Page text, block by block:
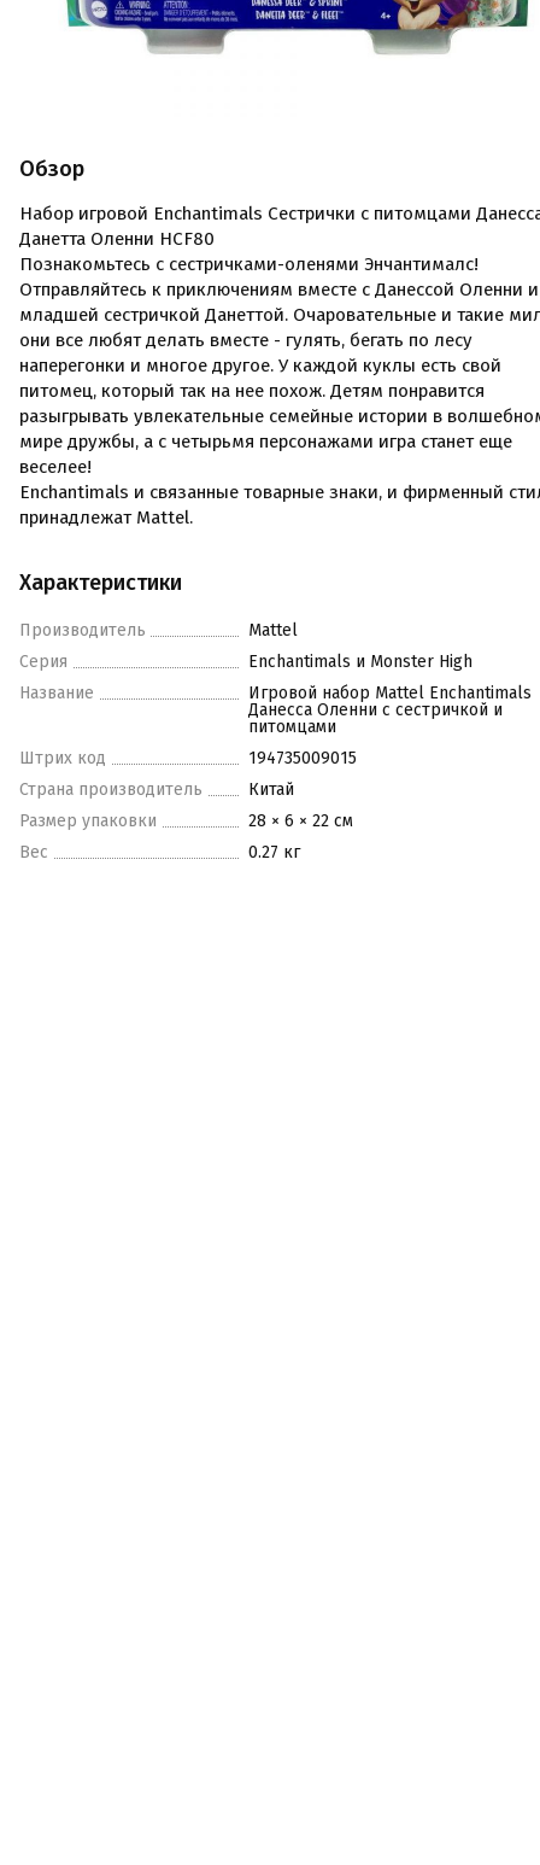
Обзор
Набор игровой Enchantimals Сестрички с питомцами
Данетта Оленни HCF80
Познакомьтесь с сестричками-оленями Энчантималс!
Отправляйтесь к приключениям вместе с Данессой Оленни
младшей сестричкой Данеттой. Очаровательные и такие
они все любят делать вместе - гулять, бегать по лесу
наперегонки и многое другое. У каждой куклы есть свой
питомец, который так на нее похож. Детям понравится
разыгрывать увлекательные семейные истории в
мире дружбы, а с четырьмя персонажами игра станет еще
веселее!
Enchantimals и связанные товарные знаки, и фирменный
принадлежат Mattel.
Характеристики
Производитель
Mattel
Серия
Enchantimals и Monster High
Название
Игровой набор Mattel Enchantimals
Данесса Оленни с сестричкой и
питомцами
Штрих код
194735009015
Страна производитель
Китай
Размер упаковки
28 × 6 × 22 см
Вес
0.27 кг